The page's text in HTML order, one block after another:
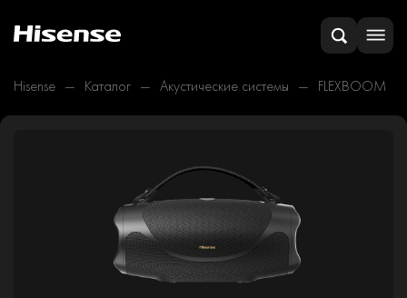
Hisense Каталог Акустические системы FLEXBOOM